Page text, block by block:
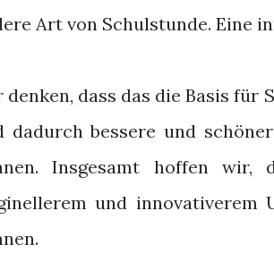
Art von Schulstunde. Eine
denken, dass das die Basis
dadurch bessere und
Insgesamt hoffen wir,
und